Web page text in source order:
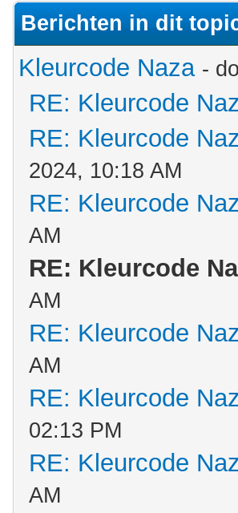
Berichten in dit
Kleurcode Naza -
RE: Kleurcode
RE: Kleurcode
2024, 10:18 AM
RE: Kleurcode
AM
RE: Kleurcode
AM
RE: Kleurcode
AM
RE: Kleurcode
02:13 PM
RE: Kleurcode
AM